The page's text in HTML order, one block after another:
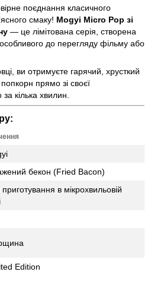
поєднання класичного
смаку! Mogyi Micro Pop зі
— це лімітована серія, створена
до перегляду фільму або
ви отримуєте гарячий, хрусткий
прямо зі своєї
за кілька хвилин.
бекон (Fried Bacon)
в мікрохвильовій
Edition